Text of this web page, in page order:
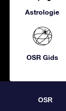
Astrologie
OSR Gids
OSR